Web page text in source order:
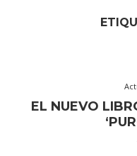
EL NUEVO